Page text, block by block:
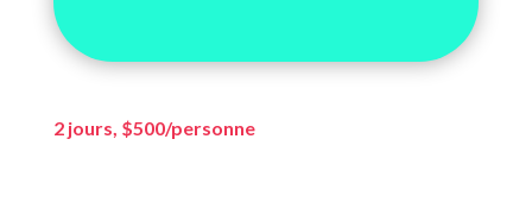
2 jours, $500/personne